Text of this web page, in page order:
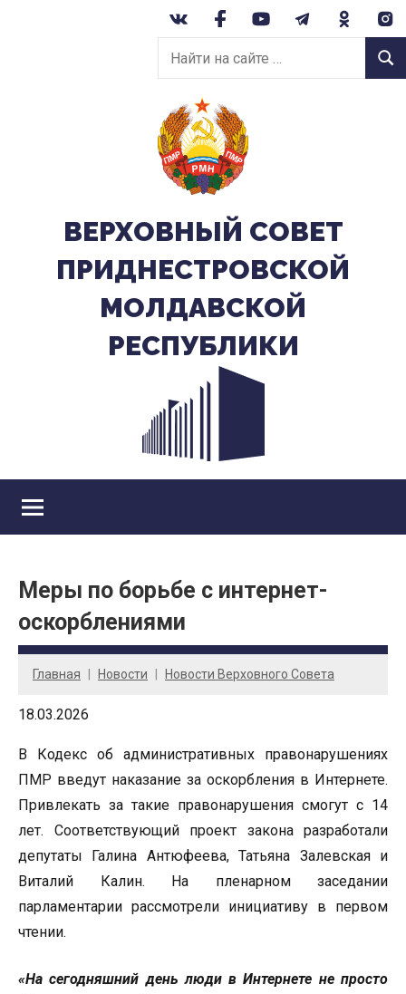
Найти
на
сайте:
ВЕРХОВНЫЙ CОВЕТ
ПРИДНЕСТРОВСКОЙ
МОЛДАВСКОЙ
РЕСПУБЛИКИ
Меры по борьбе с интернет-
оскорблениями
Главная Новости Новости Верховного Совета
18.03.2026
В Кодекс об административных правонарушениях
ПМР введут наказание за оскорбления в Интернете.
Привлекать за такие правонарушения смогут с 14
лет. Соответствующий проект закона разработали
депутаты Галина Антюфеева, Татьяна Залевская и
Виталий Калин. На пленарном заседании
парламентарии рассмотрели инициативу в первом
чтении.
«На сегодняшний день люди в Интернете не просто